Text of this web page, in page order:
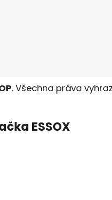
. Všechna práva
ESSOX